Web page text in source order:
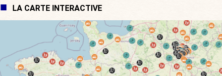
LA CARTE INTERACTIVE